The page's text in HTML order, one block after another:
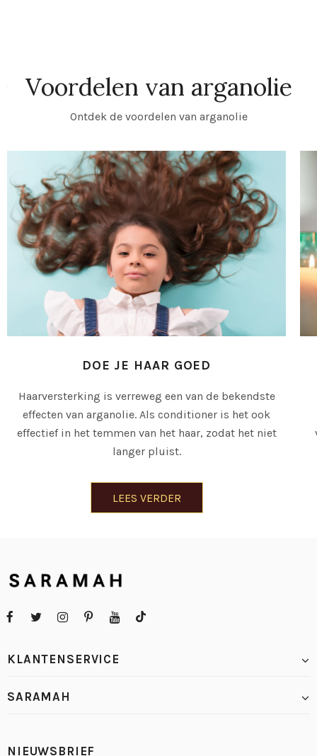
Voordelen van arganolie
Ontdek de voordelen van arganolie
DOE JE HAAR GOED
Haarversterking is verreweg een van de bekendste
effecten van arganolie. Als conditioner is het ook
effectief in het temmen van het haar, zodat het niet
langer pluist.
LEES VERDER
KLANTENSERVICE
SARAMAH
NIEUWSBRIEF